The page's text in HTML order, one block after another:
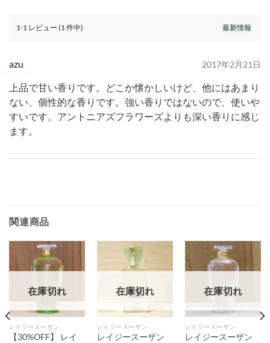
1-1 レビュー (1 件中)
azu 2017年2月21日
上品で甘い香りです。どこか懐かしいけど、他にはあまり
ない、個性的な香りです。強い香りではないので、使いや
すいです。アントニアズフラワーズよりも深い香りに感じ
ます。
関連商品
在庫切れ
レイジースーザン
【30%OFF】 レイ
在庫切れ
レイジースーザン
レイジースーザン
在庫切れ
レイジースーザン
レイジースーザン